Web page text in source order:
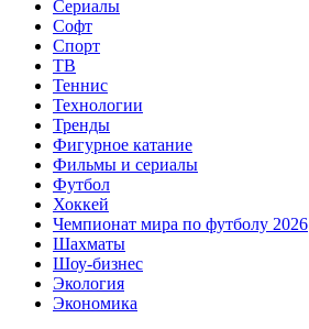
Сериалы
Софт
Спорт
ТВ
Теннис
Технологии
Тренды
Фигурное катание
Фильмы и сериалы
Футбол
Хоккей
Чемпионат мира по футболу 2026
Шахматы
Шоу-бизнес
Экология
Экономика